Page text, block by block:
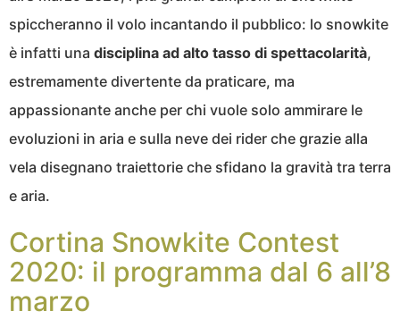
spiccheranno il volo incantando il pubblico: lo snowkite
è infatti una disciplina ad alto tasso di spettacolarità,
estremamente divertente da praticare, ma
appassionante anche per chi vuole solo ammirare le
evoluzioni in aria e sulla neve dei rider che grazie alla
vela disegnano traiettorie che sfidano la gravità tra terra
e aria.
Cortina Snowkite Contest
2020: il programma dal 6 all’8
marzo